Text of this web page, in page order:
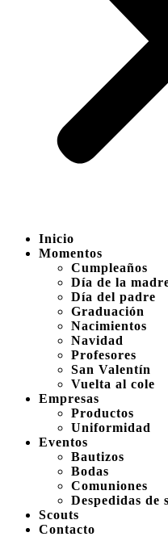
Inicio
Momentos
Cumpleaños
Día de la
Día del padre
Graduación
Nacimientos
Navidad
Profesores
San Valentín
Vuelta al cole
Empresas
Productos
Uniformidad
Eventos
Bautizos
Bodas
Comuniones
Despedidas de
Scouts
Contacto